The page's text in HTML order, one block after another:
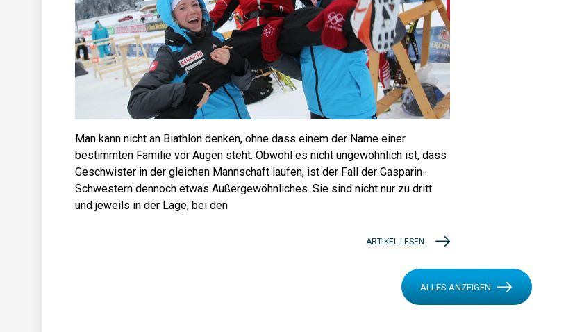
Man kann nicht an Biathlon denken, ohne dass einem der Name einer
bestimmten Familie vor Augen steht. Obwohl es nicht ungewöhnlich ist, dass
Geschwister in der gleichen Mannschaft laufen, ist der Fall der Gasparin-
Schwestern dennoch etwas Außergewöhnliches. Sie sind nicht nur zu dritt
und jeweils in der Lage, bei den
ARTIKEL LESEN
ALLES ANZEIGEN